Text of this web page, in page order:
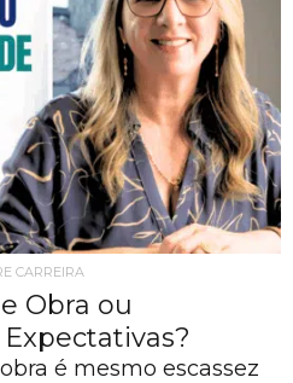
CARREIRA
Obra ou
é mesmo escassez